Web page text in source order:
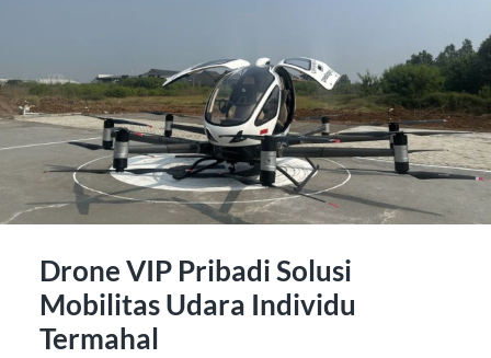
Drone VIP Pribadi Solusi
Mobilitas Udara Individu
Termahal